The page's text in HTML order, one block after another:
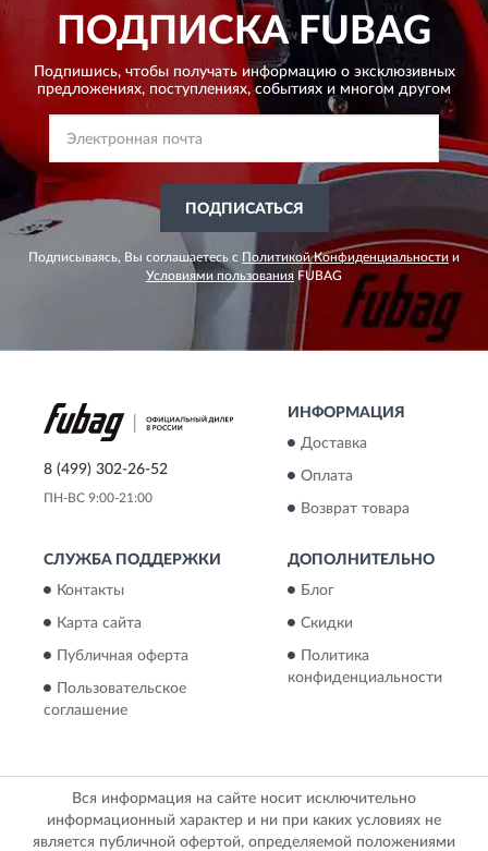
ПОДПИСКАFUBAG
Подпишись, чтобы получать информацию о эксклюзивных
предложениях, поступлениях, событиях и многом другом
ПОДПИСАТЬСЯ
Подписываясь, Вы соглашаетесь с Политикой Конфиденциальности и
Условиями пользования FUBAG
8 (499) 302-26-52
ПН-ВС 9:00-21:00
ИНФОРМАЦИЯ
Доставка
Оплата
Возврат товара
СЛУЖБА ПОДДЕРЖКИ
Контакты
Карта сайта
Публичная оферта
Пользовательское
соглашение
ДОПОЛНИТЕЛЬНО
Блог
Скидки
Политика
конфиденциальности
Вся информация на сайте носит исключительно
информационный характер и ни при каких условиях не
является публичной офертой, определяемой положениями